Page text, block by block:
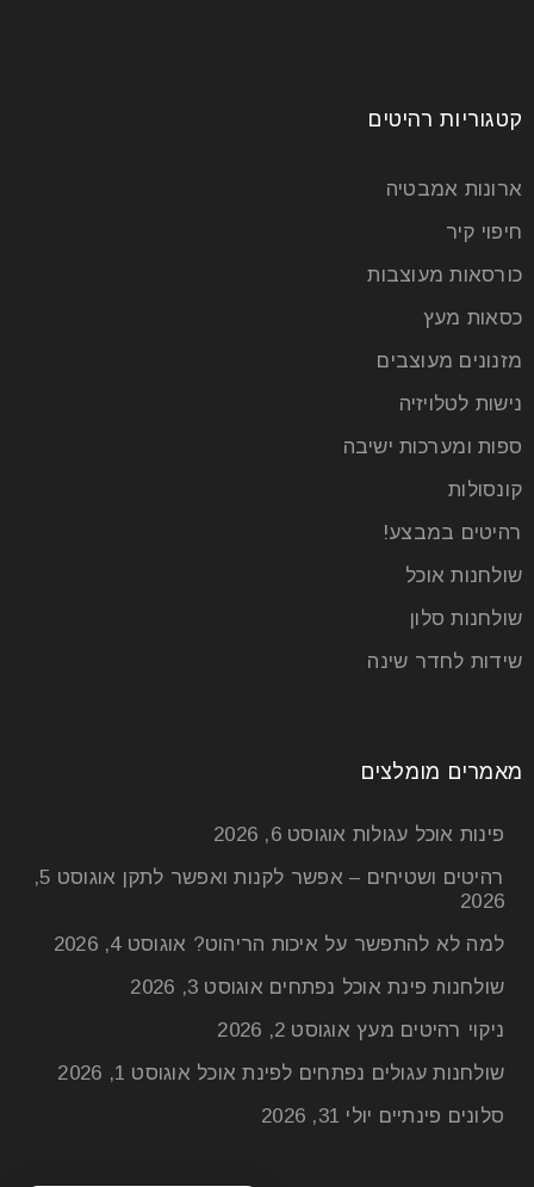
קטגוריות רהיטים
ארונות אמבטיה
חיפוי קיר
כורסאות מעוצבות
כסאות מעץ
מזנונים מעוצבים
נישות לטלויזיה
ספות ומערכות ישיבה
קונסולות
רהיטים במבצע!
שולחנות אוכל
שולחנות סלון
שידות לחדר שינה
מאמרים מומלצים
פינות אוכל עגולות אוגוסט 6, 2026
רהיטים ושטיחים – אפשר לקנות ואפשר לתקן
אוגוסט 5,
2026
למה לא להתפשר על איכות הריהוט? אוגוסט 4, 2026
שולחנות פינת אוכל נפתחים אוגוסט 3, 2026
ניקוי רהיטים מעץ אוגוסט 2, 2026
שולחנות עגולים נפתחים לפינת אוכל אוגוסט 1, 2026
סלונים פינתיים יולי 31, 2026